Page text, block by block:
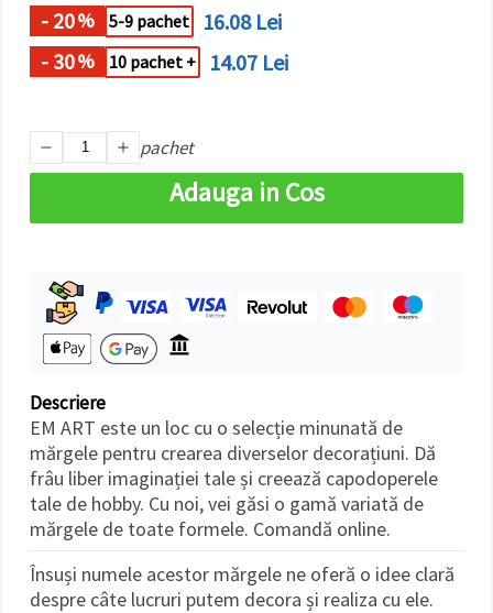
Setări
- 20% 5-9 pachet
16.08 Lei
- 30% 10 pachet + 14.07 Lei
pachet
Adauga in Cos
Descriere
EM ART este un loc cu o selecție minunată de
mărgele pentru crearea diverselor decorațiuni. Dă
frâu liber imaginației tale și creează capodoperele
tale de hobby. Cu noi, vei găsi o gamă variată de
mărgele de toate formele. Comandă online.
Însuși numele acestor mărgele ne oferă o idee clară
despre câte lucruri putem decora și realiza cu ele.